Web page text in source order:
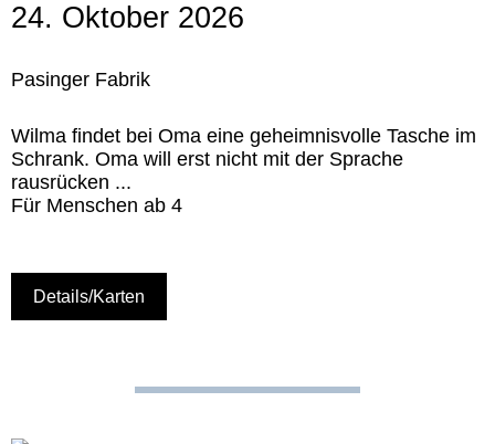
24. Oktober 2026
Pasinger Fabrik
Wilma findet bei Oma eine geheimnisvolle Tasche im
Schrank. Oma will erst nicht mit der Sprache
rausrücken ...
Für Menschen ab 4
Details/Karten